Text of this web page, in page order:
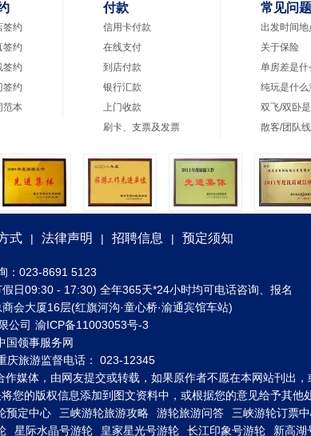
签约
签约
签约
签约
范本
付款
信用卡付款
在线支付
到店付款
银行汇款
上门收款
刷卡、支票及发票
常见问题
出发时间地
关于保险
单房差是什
纯玩是什么
双飞/双卧
散客/团队
式 | 法律声明 | 招聘信息 | 预定须知
：023-8691 5123
日09:30 - 17:30) 全年365天*24小时均可电话咨询、报名
大厦16层(红旗河沟·童心桥·渝通宾馆车站)
公司 渝ICP备11003053号-3
国领事服务网
庆旅游监督电话： 023-12345
媒体，由网友提交或转载，如果原作者不愿在本网站刊出，
您的版权信息添加到图文资料中，或根据您的意见给予其他
预定中心 三峡游轮旅游攻略 游轮旅游问答 三峡游轮订票
星际水晶号游轮 皇家星光号游轮 长江印象号游轮 新高湖